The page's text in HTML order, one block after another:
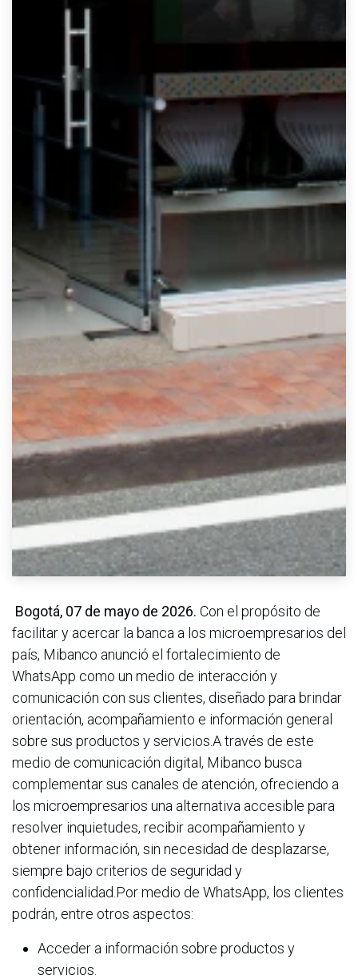
Bogotá, 07 de mayo de 2026. Con el propósito de
facilitar y acercar la banca a los microempresarios del
país, Mibanco anunció el fortalecimiento de
WhatsApp como un medio de interacción y
comunicación con sus clientes, diseñado para brindar
orientación, acompañamiento e información general
sobre sus productos y servicios.A través de este
medio de comunicación digital, Mibanco busca
complementar sus canales de atención, ofreciendo a
los microempresarios una alternativa accesible para
resolver inquietudes, recibir acompañamiento y
obtener información, sin necesidad de desplazarse,
siempre bajo criterios de seguridad y
confidencialidad.Por medio de WhatsApp, los clientes
podrán, entre otros aspectos:
Acceder a información sobre productos y
servicios.